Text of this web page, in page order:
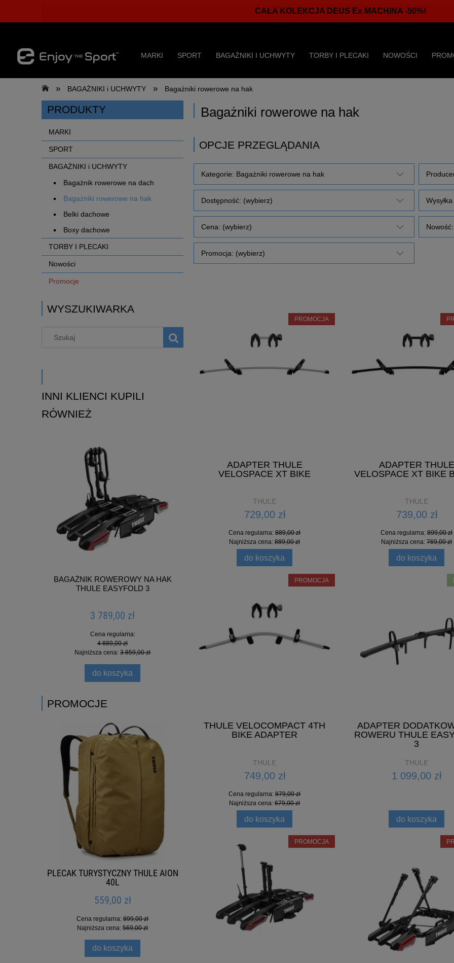
CAŁA KOLEKCJA DEUS Ex MACHINA -50%!
MARKI SPORT BAGAŻNIKI I UCHWYTY TORBY I PLECAKI NOWOŚCI
» BAGAŻNIKI i UCHWYTY » Bagażniki rowerowe na hak
PRODUKTY
MARKI
SPORT
BAGAŻNIKI i UCHWYTY
Bagażnik rowerowe na dach
Bagażniki rowerowe na hak
Belki dachowe
Boxy dachowe
TORBY I PLECAKI
Nowości
Promocje
WYSZUKIWARKA
INNI KLIENCI KUPILI
RÓWNIEŻ
BAGAŻNIK ROWEROWY NA HAK
THULE EASYFOLD 3
3 789,00 zł
Cena regularna:
4 889,00 zł
Najniższa cena: 3 859,00 zł
do koszyka
THULE EASYFOLD 3
1 099,00 zł
ADAPTER THULE
Cena regularna:
899,00 zł
Najniższa cena:
PROMOCJE
PLECAK TURYSTYCZNY THULE AION
40L
559,00 zł
Cena regularna: 899,00 zł
Najniższa cena: 569,00 zł
do koszyka
TORBA THULE CHASM 90L
NAJCIEMNIESZY NIEBIESKI
499,00 zł
Cena regularna:
799,00 zł
Najniższa cena:
KASK ROWEROWY POC
260,00 zł
Cena regularna:650,00 zł
Najniższa cena:325,00 zł
do koszyka
Bagażniki rowerowe na hak
OPCJE PRZEGLĄDANIA
Kategorie: Bagażniki rowerowe na hak
Dostępność: (wybierz)
Cena: (wybierz)
Promocja: (wybierz)
ADAPTER THULE
VELOSPACE XT BIKE
THULE
729,00 zł
Cena regularna: 889,00 zł
Najniższa cena: 889,00 zł
do koszyka
PROMOCJA
ADAPTER THULE
VELOSPACE XT BIKE
THULE
739,00 zł
Cena regularna: 899,00 zł
Najniższa cena: 769,00 zł
do koszyka
THULE VELOCOMPACT 4TH
BIKE ADAPTER
THULE
749,00 zł
Cena regularna: 879,00 zł
Najniższa cena: 679,00 zł
do koszyka
PROMOCJA
ADAPTER
ROWERU THULE
3
THULE
1 099,00 zł
do koszyka
PROMOCJA